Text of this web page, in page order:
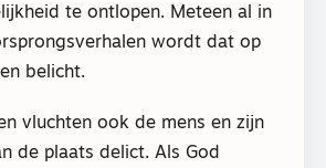
te ontlopen. Meteen al in
wordt dat op
belicht.
vluchten ook de mens en zijn
de plaats delict. Als God